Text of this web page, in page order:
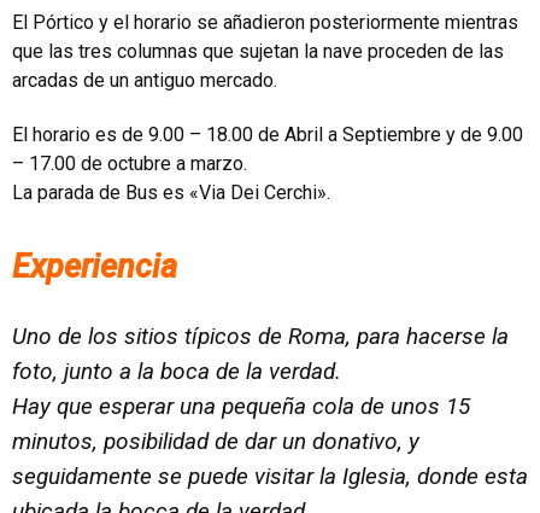
El Pórtico y el horario se añadieron posteriormente mientras
que las tres columnas que sujetan la nave proceden de las
arcadas de un antiguo mercado.
El horario es de 9.00 – 18.00 de Abril a Septiembre y de 9.00
– 17.00 de octubre a marzo.
La parada de Bus es «Via Dei Cerchi».
Experiencia
Uno de los sitios típicos de Roma, para hacerse la
foto, junto a la boca de la verdad.
Hay que esperar una pequeña cola de unos 15
minutos, posibilidad de dar un donativo, y
seguidamente se puede visitar la Iglesia, donde esta